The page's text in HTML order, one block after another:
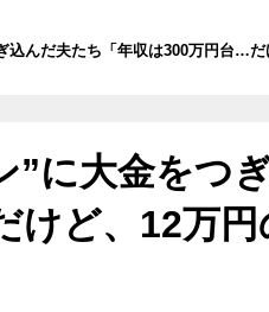
込んだ夫たち「年収は300万円台…
”に大金をつ
けど、12万